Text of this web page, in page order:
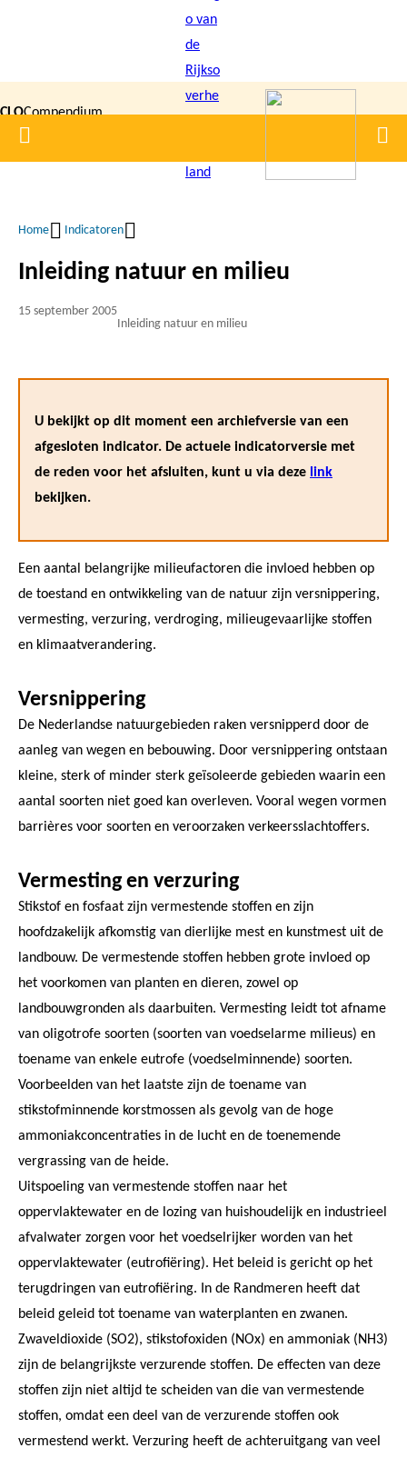
inhoud
gaan
CLOCompendium
voor de
Home
Kruimelpad
Home Indicatoren
Inleiding natuur en milieu
15 september 2005
Inleiding natuur en milieu
U bekijkt op dit moment een archiefversie van een
afgesloten indicator. De actuele indicatorversie met
de reden voor het afsluiten, kunt u via deze link
bekijken.
Een aantal belangrijke milieufactoren die invloed hebben op
de toestand en ontwikkeling van de natuur zijn versnippering,
vermesting, verzuring, verdroging, milieugevaarlijke stoffen
en klimaatverandering.
Versnippering
De Nederlandse natuurgebieden raken versnipperd door de
aanleg van wegen en bebouwing. Door versnippering ontstaan
kleine, sterk of minder sterk geïsoleerde gebieden waarin een
aantal soorten niet goed kan overleven. Vooral wegen vormen
barrières voor soorten en veroorzaken verkeersslachtoffers.
Vermesting en verzuring
Stikstof en fosfaat zijn vermestende stoffen en zijn
hoofdzakelijk afkomstig van dierlijke mest en kunstmest uit de
landbouw. De vermestende stoffen hebben grote invloed op
het voorkomen van planten en dieren, zowel op
landbouwgronden als daarbuiten. Vermesting leidt tot afname
van oligotrofe soorten (soorten van voedselarme milieus) en
toename van enkele eutrofe (voedselminnende) soorten.
Voorbeelden van het laatste zijn de toename van
stikstofminnende korstmossen als gevolg van de hoge
ammoniakconcentraties in de lucht en de toenemende
vergrassing van de heide.
Uitspoeling van vermestende stoffen naar het
oppervlaktewater en de lozing van huishoudelijk en industrieel
afvalwater zorgen voor het voedselrijker worden van het
oppervlaktewater (eutrofiëring). Het beleid is gericht op het
terugdringen van eutrofiëring. In de Randmeren heeft dat
beleid geleid tot toename van waterplanten en zwanen.
Zwaveldioxide (SO2), stikstofoxiden (NOx) en ammoniak (NH3)
zijn de belangrijkste verzurende stoffen. De effecten van deze
stoffen zijn niet altijd te scheiden van die van vermestende
stoffen, omdat een deel van de verzurende stoffen ook
vermestend werkt. Verzuring heeft de achteruitgang van veel